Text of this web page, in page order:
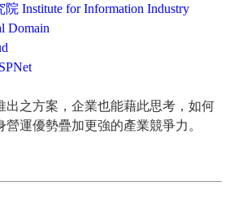
Institute for Information Industry
Domain
出之方案，企業也能藉此思考，如何
運優勢疊加更強的產業競爭力。